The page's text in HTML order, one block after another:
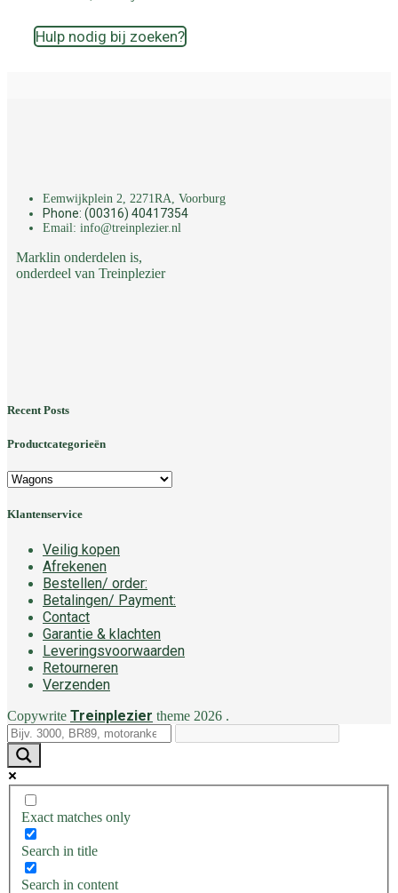
Hulp nodig bij zoeken?
Eemwijkplein 2, 2271RA, Voorburg
Phone: (00316) 40417354
Email: info@treinplezier.nl
Marklin onderdelen is,
onderdeel van Treinplezier
Recent Posts
Productcategorieën
Klantenservice
Veilig kopen
Afrekenen
Bestellen/ order:
Betalingen/ Payment:
Contact
Garantie & klachten
Leveringsvoorwaarden
Retourneren
Verzenden
Copywrite Treinplezier theme 2026 .
Exact matches only
Search in title
Search in content